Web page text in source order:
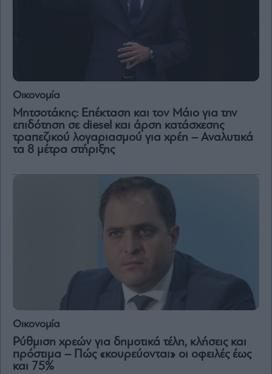
Οικονομία
Mητσοτάκης: Επέκταση και τον Μάιο για την
επιδότηση σε diesel και άρση κατάσχεσης
τραπεζικού λογαριασμού για χρέη – Aναλυτικά
τα 8 μέτρα στήριξης
Οικονομία
Ρύθμιση χρεών για δημοτικά τέλη, κλήσεις και
πρόστιμα – Πώς «κουρεύονται» οι οφειλές έως
και 75%